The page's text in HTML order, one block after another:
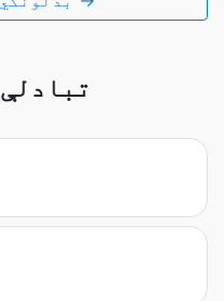
نور FLAC تبادلې